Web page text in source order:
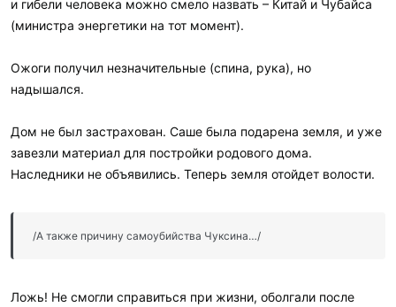
и гибели человека можно смело назвать – Китай и Чубайса
(министра энергетики на тот момент).
Ожоги получил незначительные (спина, рука), но
надышался.
Дом не был застрахован. Саше была подарена земля, и уже
завезли материал для постройки родового дома.
Наследники не объявились. Теперь земля отойдет волости.
/А также причину самоубийства Чуксина…/
Ложь! Не смогли справиться при жизни, оболгали после